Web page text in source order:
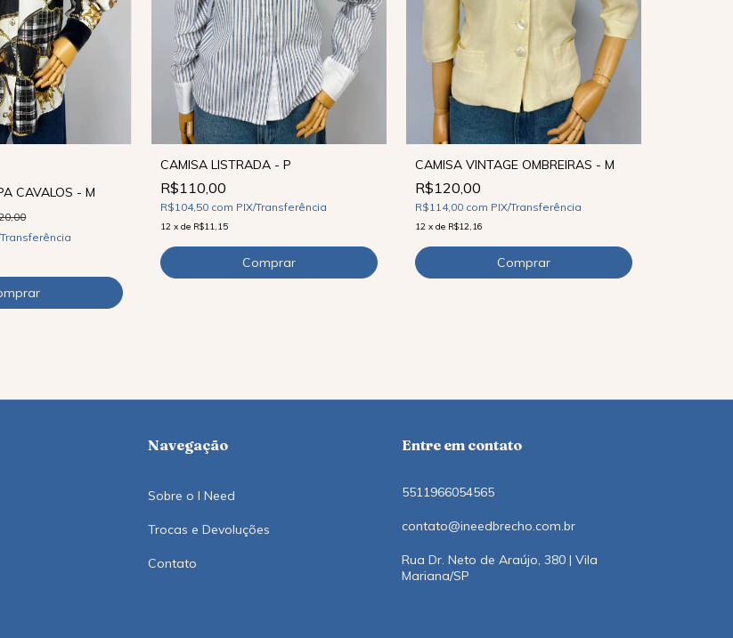
CAVALOS - M
Transferência
CAMISA LISTRADA - P
R$110,00
R$104,50 com PIX/Transferência
12 x de R$11,15
CAMISA VINTAGE OMBREIRAS - M
R$120,00
R$114,00 com PIX/Transferência
12 x de R$12,16
Navegação
Sobre o I Need
Trocas e Devoluções
Contato
Entre em contato
5511966054565
contato@ineedbrecho.com.br
Rua Dr. Neto de Araújo, 380 | Vila
Mariana/SP